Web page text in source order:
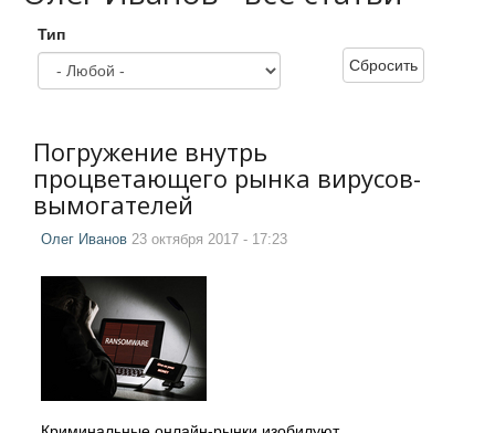
Тип
Сбросить
Погружение внутрь
процветающего рынка вирусов-
вымогателей
Олег Иванов 23 октября 2017 - 17:23